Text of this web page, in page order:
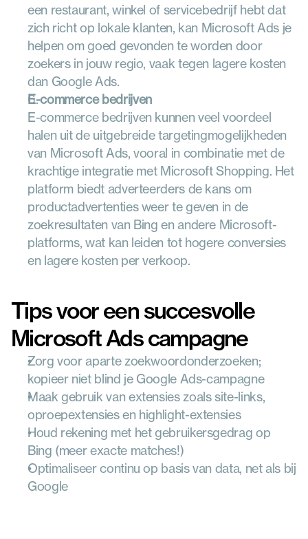
een restaurant, winkel of servicebedrijf hebt dat
zich richt op lokale klanten, kan Microsoft Ads je
helpen om goed gevonden te worden door
zoekers in jouw regio, vaak tegen lagere kosten
dan Google Ads.
E-commerce bedrijven
E-commerce bedrijven kunnen veel voordeel
halen uit de uitgebreide targetingmogelijkheden
van Microsoft Ads, vooral in combinatie met de
krachtige integratie met Microsoft Shopping. Het
platform biedt adverteerders de kans om
productadvertenties weer te geven in de
zoekresultaten van Bing en andere Microsoft-
platforms, wat kan leiden tot hogere conversies
en lagere kosten per verkoop.
Tips voor een succesvolle
Microsoft Ads campagne
Zorg voor aparte zoekwoordonderzoeken;
kopieer niet blind je Google Ads-campagne
Maak gebruik van extensies zoals site-links,
oproepextensies en highlight-extensies
Houd rekening met het gebruikersgedrag op
Bing (meer exacte matches!)
Optimaliseer continu op basis van data, net als bij
Google